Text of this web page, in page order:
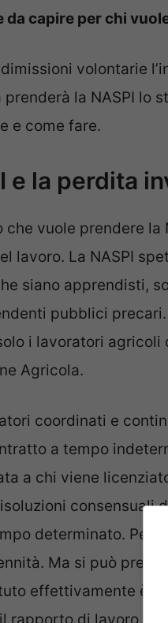
capire per chi
volontarie
la NASPI lo
e come fare.
e la perdita
che vuole prendere
lavoro. La NASPI
siano apprendisti,
pubblici
i lavoratori
Agricola.
coordinati e
a tempo
a chi viene
consensuali
determinato.
Ma si può
effettivamente è